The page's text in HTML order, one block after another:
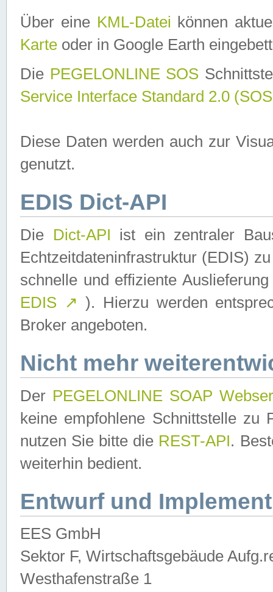
Über eine KML-Datei können
Karte oder in Google Earth
Die PEGELONLINE SOS
Service Interface Standard 2.0
Diese Daten werden auch zur
genutzt.
EDIS Dict-API
Die Dict-API ist ein zentraler
Echtzeitdateninfrastruktur (EDIS)
schnelle und effiziente
EDIS ↗ ). Hierzu werden
Broker angeboten.
Nicht mehr
Der PEGELONLINE SOAP
keine empfohlene Schnittstelle zu
nutzen Sie bitte die REST-API.
weiterhin bedient.
Entwurf und
EES GmbH
Sektor F, Wirtschaftsgebäude
Westhafenstraße 1